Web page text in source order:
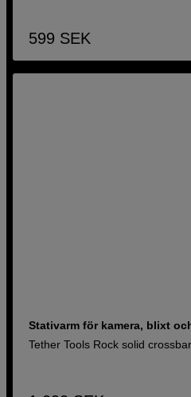
599 SEK
Stativarm för kamera, blixt
Tether Tools Rock solid